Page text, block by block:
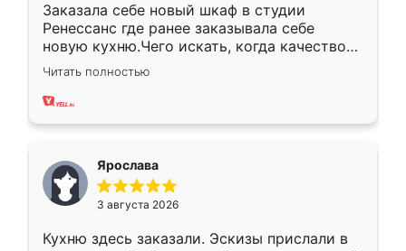
Заказала себе новый шкаф в студии
Ренессанс где ранее заказывала себе
новую кухню.Чего искать, когда качеством
вполне довольна. Служит кухня уже почти
два года, нареканий нет.
Читать полностью
Ярослава
3 августа 2026
Кухню здесь заказали. Эскизы прислали в